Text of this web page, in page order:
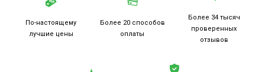
По-настоящему
лучшие цены
Более 20 способов
оплаты
Более 34 тысяч
проверенных
отзывов